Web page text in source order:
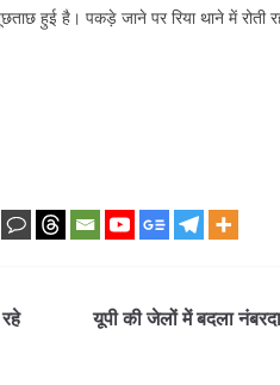
हुई है। पकड़े जाने पर रिया थाने में रोती
यूपी की जेलों में बदला